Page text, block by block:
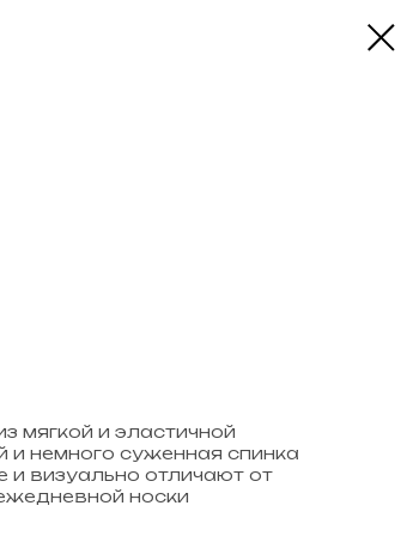
мягкой и эластичной
и немного суженная спинка
визуально отличают от
носки